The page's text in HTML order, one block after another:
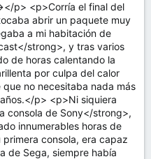
p> <p>Corría el final del
abrir un paquete muy
a mi habitación de
strong>, y tras varios
de horas calentando la
por culpa del calor
no necesitaba nada más
p> <p>Ni siquiera
consola de Sony</strong>,
innumerables horas de
consola, era capaz
de Sega, siempre había